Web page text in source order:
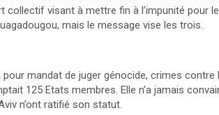
collectif visant à mettre fin à l’impunité pour
mais le message vise les trois.
pour mandat de juger génocide, crimes
125 Etats membres. Elle n’a jamais
n’ont ratifié son statut.